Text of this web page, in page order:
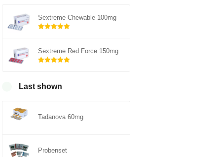
Sextreme Chewable 100mg
Sextreme Red Force 150mg
Last shown
Tadanova 60mg
Probenset